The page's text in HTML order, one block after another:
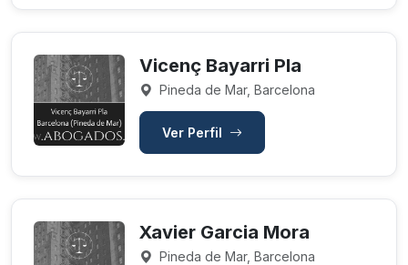
Vicenç Bayarri Pla
Pineda de Mar, Barcelona
Ver Perfil
Xavier Garcia Mora
Pineda de Mar, Barcelona